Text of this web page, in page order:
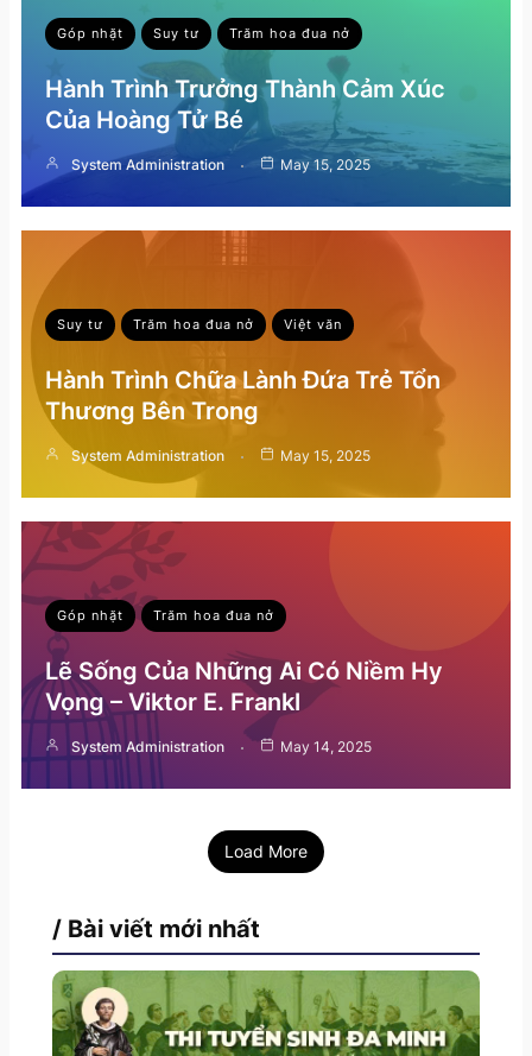
Góp nhặt Suy tư Trăm hoa đua nở
Hành Trình Trưởng Thành Cảm Xúc
Của Hoàng Tử Bé
System Administration May 15, 2025
Suy tư Trăm hoa đua nở Việt văn
Hành Trình Chữa Lành Đứa Trẻ Tổn
Thương Bên Trong
System Administration May 15, 2025
Góp nhặt Trăm hoa đua nở
Lẽ Sống Của Những Ai Có Niềm Hy
Vọng – Viktor E. Frankl
System Administration May 14, 2025
Load More
/ Bài viết mới nhất